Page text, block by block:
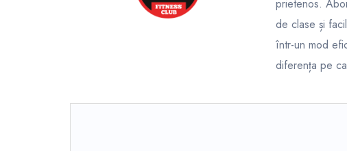
prietenos.
de clase și
într-un mod
diferența pe